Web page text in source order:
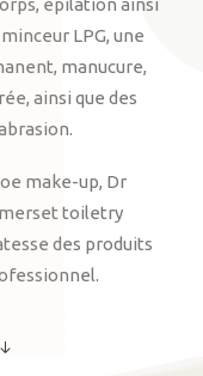
épilation ainsi
LPG, une
manucure,
ainsi que des
make-up, Dr
toiletry
des produits